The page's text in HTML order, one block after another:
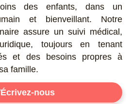
des enfants, dans un
et bienveillant. Notre
assure un suivi médical,
toujours en tenant
et des besoins propres à
famille.
Écrivez-nous